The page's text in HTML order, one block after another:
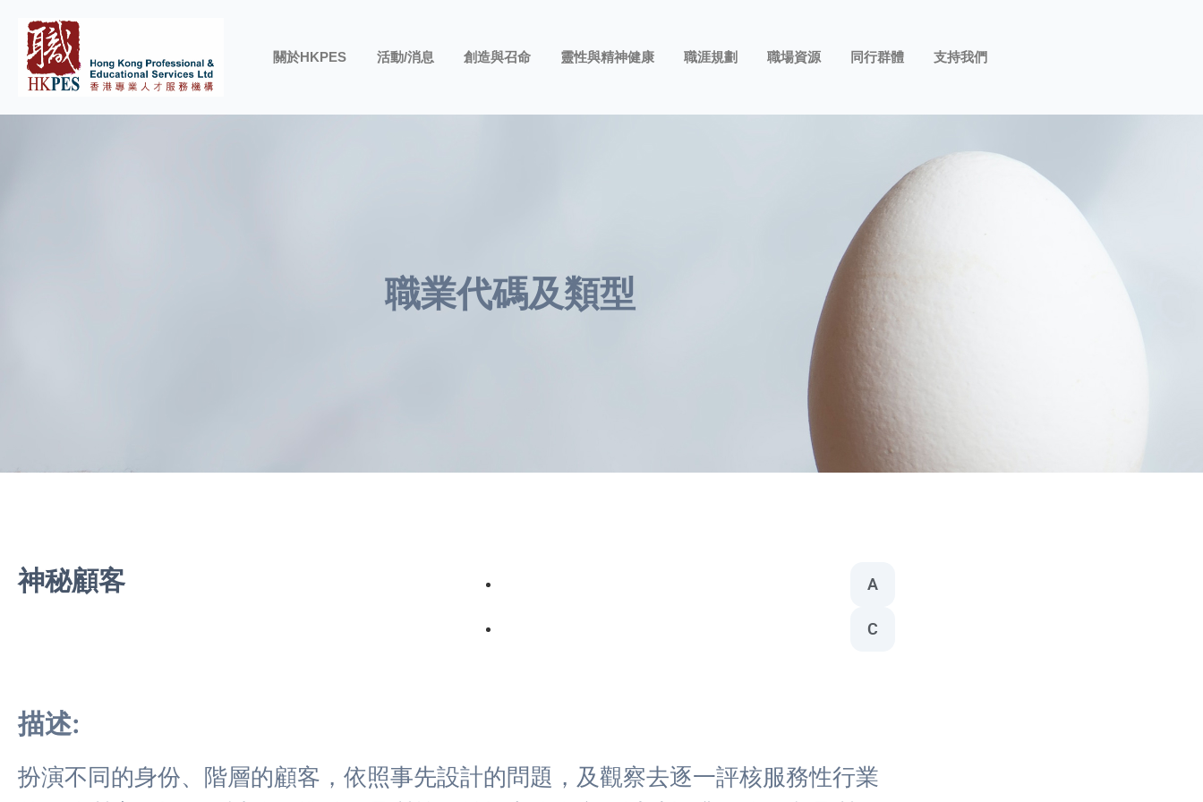
關於HKPES 活動/消息 創造與召命 靈性與精神健康 職涯規劃 職場資源 同行群體 支持我們
職業代碼及類型
神秘顧客 A
C
描述:
扮演不同的身份、階層的顧客，依照事先設計的問題，及觀察去逐一評核服務性行業